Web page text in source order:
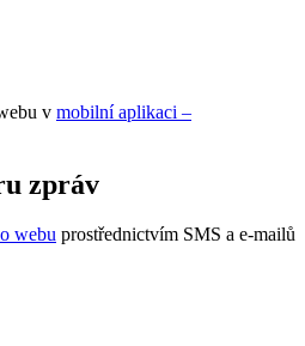
v mobilní aplikaci –
zpráv
webu prostřednictvím SMS a e-mailů